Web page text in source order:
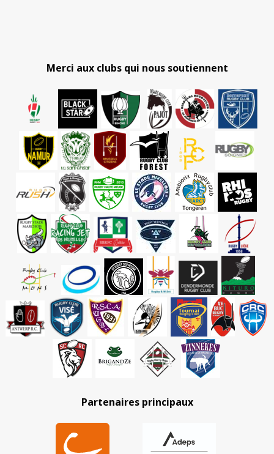
Merci aux clubs qui nous soutiennent
Partenaires principaux